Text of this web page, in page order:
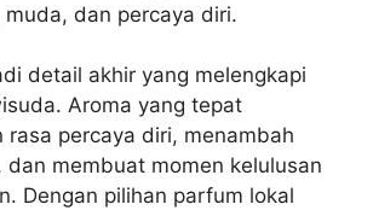
dan percaya diri.
detail akhir yang melengkapi
Aroma yang tepat
rasa percaya diri, menambah
dan membuat momen kelulusan
Dengan pilihan parfum lokal